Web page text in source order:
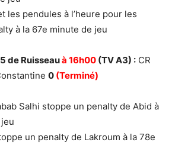
les pendules à l’heure pour les
à la 67e minute de jeu
de Ruisseauà 16h00 (TV A3) : CR
0 (Terminé)
Salhi stoppe un penalty de Abid à
un penalty de Lakroum à la 78e